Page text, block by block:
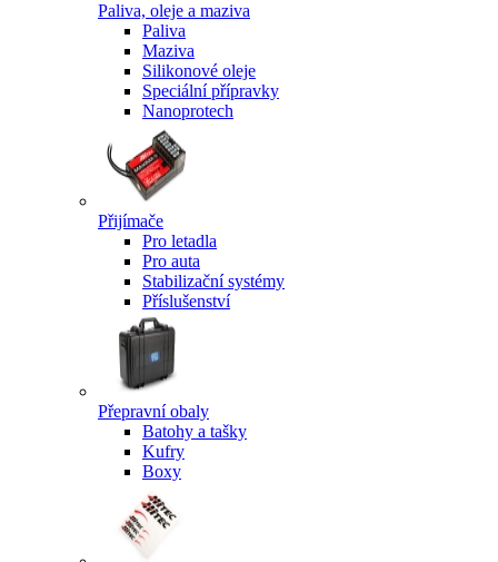
Paliva, oleje a maziva
Paliva
Maziva
Silikonové oleje
Speciální přípravky
Nanoprotech
Přijímače
Pro letadla
Pro auta
Stabilizační systémy
Příslušenství
Přepravní obaly
Batohy a tašky
Kufry
Boxy